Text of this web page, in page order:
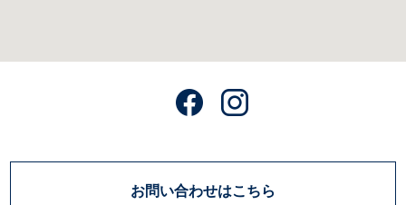
お問い合わせはこちら